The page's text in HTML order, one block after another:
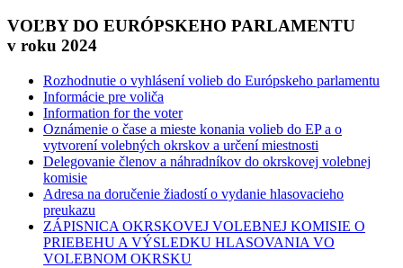
VOĽBY DO EURÓPSKEHO PARLAMENTU
v roku 2024
Rozhodnutie o vyhlásení volieb do Európskeho parlamentu
Informácie pre voliča
Information for the voter
Oznámenie o čase a mieste konania volieb do EP a o
vytvorení volebných okrskov a určení miestnosti
Delegovanie členov a náhradníkov do okrskovej volebnej
komisie
Adresa na doručenie žiadostí o vydanie hlasovacieho
preukazu
ZÁPISNICA OKRSKOVEJ VOLEBNEJ KOMISIE O
PRIEBEHU A VÝSLEDKU HLASOVANIA VO
VOLEBNOM OKRSKU